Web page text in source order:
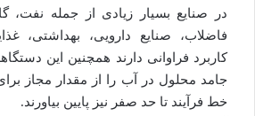
در صنایع بسیار زیادی از جمله نفت،
فاضلاب، صنایع دارویی، بهداشتی،
کاربرد فراوانی دارند همچنین این
جامد محلول در آب را از مقدار مجاز
خط فرآیند تا حد صفر نیز پایین بیاورند.